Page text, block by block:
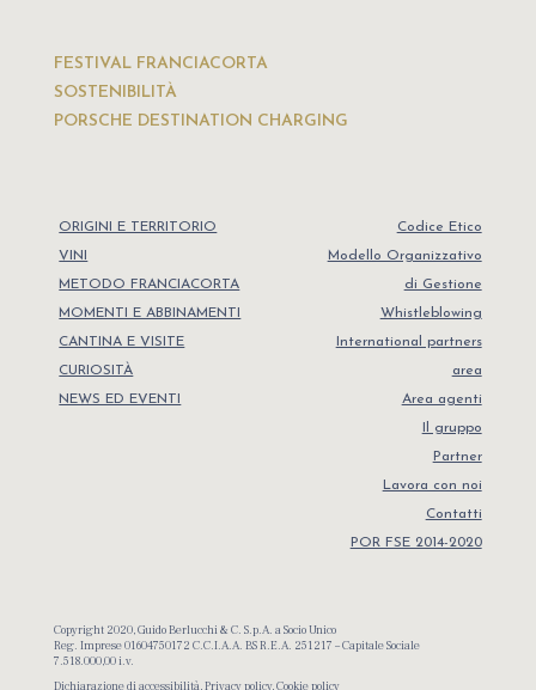
FESTIVAL FRANCIACORTA
SOSTENIBILITÀ
PORSCHE DESTINATION CHARGING
ORIGINI E TERRITORIO
VINI
METODO FRANCIACORTA
MOMENTI E ABBINAMENTI
CANTINA E VISITE
CURIOSITÀ
NEWS ED EVENTI
Codice Etico
Modello Organizzativo
di Gestione
Whistleblowing
International partners
area
Area agenti
Il gruppo
Partner
Lavora con noi
Contatti
POR FSE 2014-2020
Copyright 2020, Guido Berlucchi & C. S.p.A. a Socio Unico
Reg. Imprese 01604750172 C.C.I.A.A. BS R.E.A. 251217 – Capitale Sociale
7.518.000,00 i.v.
Dichiarazione di accessibilità ,Privacy policy,Cookie policy